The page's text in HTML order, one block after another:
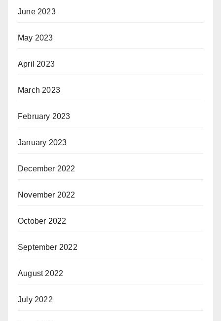
June 2023
May 2023
April 2023
March 2023
February 2023
January 2023
December 2022
November 2022
October 2022
September 2022
August 2022
July 2022